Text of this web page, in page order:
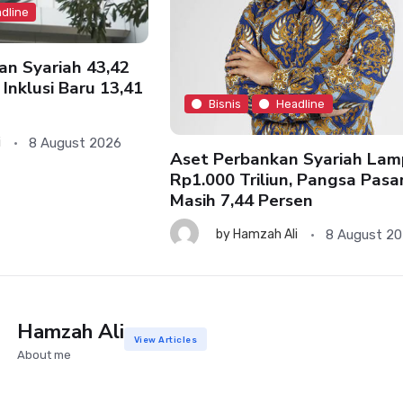
Syariah 43,42
Baru 13,41
8 August 2026
Bisnis Headline
Aset Perbankan Syariah
Rp1.000 Triliun, Pangsa
Masih 7,44 Persen
by Hamzah Ali 8 August
Hamzah Ali
About me
View Articles